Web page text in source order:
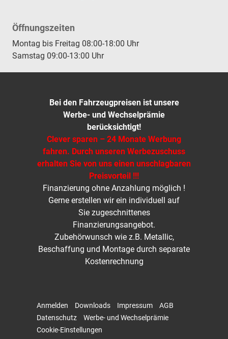
Öffnungszeiten
Montag bis Freitag 08:00-18:00 Uhr
Samstag 09:00-13:00 Uhr
Bei den Fahrzeugpreisen ist unsere
Werbe- und Wechselprämie
berücksichtigt!
Clever sparen – 24 Monate Werbung
fahren. Durch unseren Werbezuschuss
erhalten Sie von uns einen unschlagbaren
Preisvorteil !!!
Finanzierung ohne Anzahlung möglich !
Gerne erstellen wir ein individuell auf
Sie zugeschnittenes
Finanzierungsangebot.
Zubehörwunsch wie z.B. Metallic,
Beschaffung und Montage durch separate
Kostenrechnung
Anmelden Downloads Impressum
AGB
Datenschutz
Werbe- und Wechselprämie
Cookie-Einstellungen